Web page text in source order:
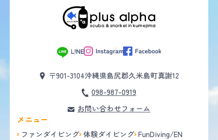
〒901-3104沖縄県島尻郡久米島町真謝12
098-987-0919
お問い合わせフォーム
メニュー
ファンダイビング 体験ダイビング FunDiving/EN